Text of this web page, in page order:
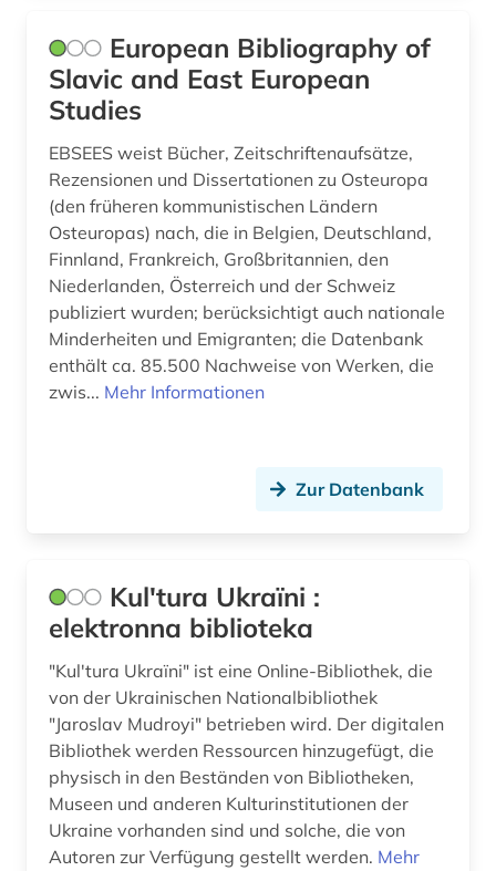
European Bibliography of
Slavic and East European
Studies
EBSEES weist Bücher, Zeitschriftenaufsätze,
Rezensionen und Dissertationen zu Osteuropa
(den früheren kommunistischen Ländern
Osteuropas) nach, die in Belgien, Deutschland,
Finnland, Frankreich, Großbritannien, den
Niederlanden, Österreich und der Schweiz
publiziert wurden; berücksichtigt auch nationale
Minderheiten und Emigranten; die Datenbank
enthält ca. 85.500 Nachweise von Werken, die
zwis... Mehr Informationen
Zur Datenbank
Kul'tura Ukraïni :
elektronna biblioteka
"Kul'tura Ukraïni" ist eine Online-Bibliothek, die
von der Ukrainischen Nationalbibliothek
"Jaroslav Mudroyi" betrieben wird. Der digitalen
Bibliothek werden Ressourcen hinzugefügt, die
physisch in den Beständen von Bibliotheken,
Museen und anderen Kulturinstitutionen der
Ukraine vorhanden sind und solche, die von
Autoren zur Verfügung gestellt werden. Mehr